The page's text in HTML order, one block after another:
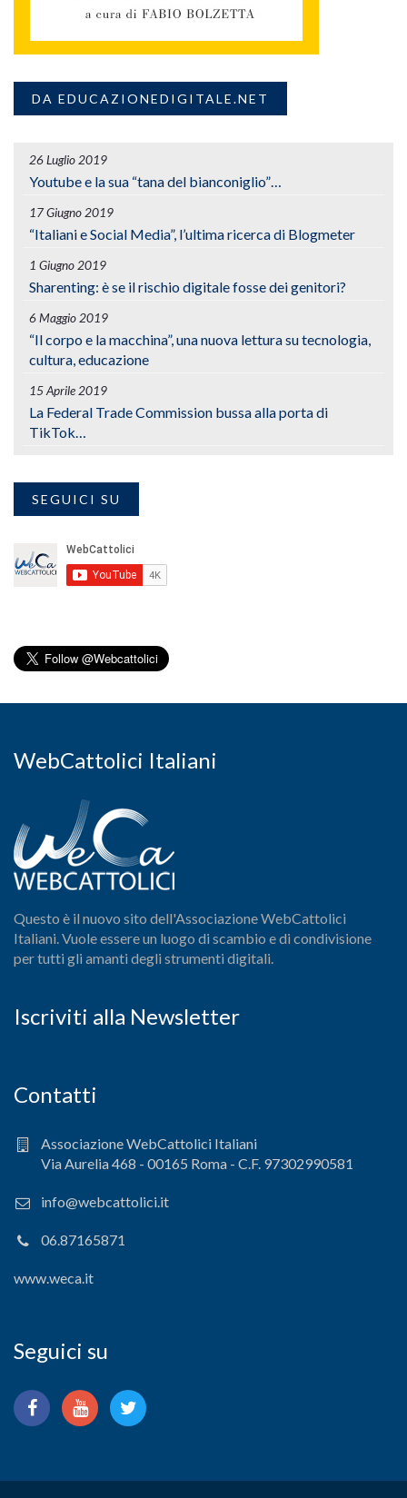
DA EDUCAZIONEDIGITALE.NET
26 Luglio 2019
Youtube e la sua “tana del bianconiglio”…
17 Giugno 2019
“Italiani e Social Media”, l’ultima ricerca di Blogmeter
1 Giugno 2019
Sharenting: è se il rischio digitale fosse dei genitori?
6 Maggio 2019
“Il corpo e la macchina”, una nuova lettura su tecnologia,
cultura, educazione
15 Aprile 2019
La Federal Trade Commission bussa alla porta di
TikTok…
SEGUICI SU
WebCattolici Italiani
Questo è il nuovo sito dell'Associazione WebCattolici
Italiani. Vuole essere un luogo di scambio e di condivisione
per tutti gli amanti degli strumenti digitali.
Iscriviti alla Newsletter
Contatti
Associazione WebCattolici Italiani
Via Aurelia 468 - 00165 Roma - C.F. 97302990581
info@webcattolici.it
06.87165871
www.weca.it
Seguici su